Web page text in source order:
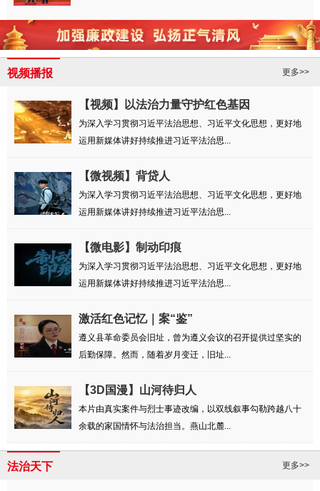
视频播报 更多>>
【视频】以法治力量守护红色基因
为深入学习贯彻习近平法治思想、习近平文化思想，更好地
运用新媒体讲好持续推进习近平法治思...
【微视频】背贷人
为深入学习贯彻习近平法治思想、习近平文化思想，更好地
运用新媒体讲好持续推进习近平法治思...
【微电影】制动印痕
为深入学习贯彻习近平法治思想、习近平文化思想，更好地
运用新媒体讲好持续推进习近平法治思...
激活红色记忆｜案“鉴”
遵义县革命委员会旧址，曾为遵义会议的召开提供过坚实的
后勤保障。然而，随着岁月变迁，旧址...
【3D国漫】山河待归人
本片由真实案件与烈士事迹改编，以双线叙事勾勒跨越八十
余载的家国情怀与法治担当。燕山北麓...
法治天下 更多>>